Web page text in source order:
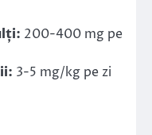
200-400 mg pe
3-5 mg/kg pe zi